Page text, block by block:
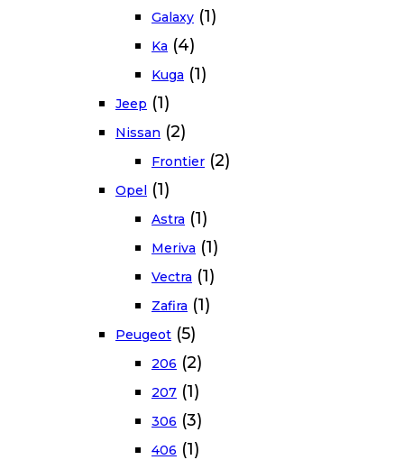
Galaxy (1)
Ka (4)
Kuga (1)
Jeep (1)
Nissan (2)
Frontier (2)
Opel (1)
Astra (1)
Meriva (1)
Vectra (1)
Zafira (1)
Peugeot (5)
206 (2)
207 (1)
306 (3)
406 (1)